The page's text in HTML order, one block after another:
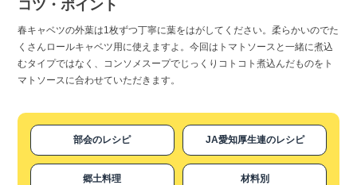
コツ・ポイント
春キャベツの外葉は1枚ずつ丁寧に葉をはがしてください。柔らかいのでた
くさんロールキャベツ用に使えますよ。今回はトマトソースと一緒に煮込
むタイプではなく、コンソメスープでじっくりコトコト煮込んだものをト
マトソースに合わせていただきます。
部会のレシピ JA愛知厚生連のレシピ
郷土料理 材料別